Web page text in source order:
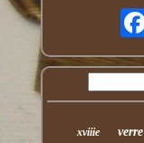
xviiie verre